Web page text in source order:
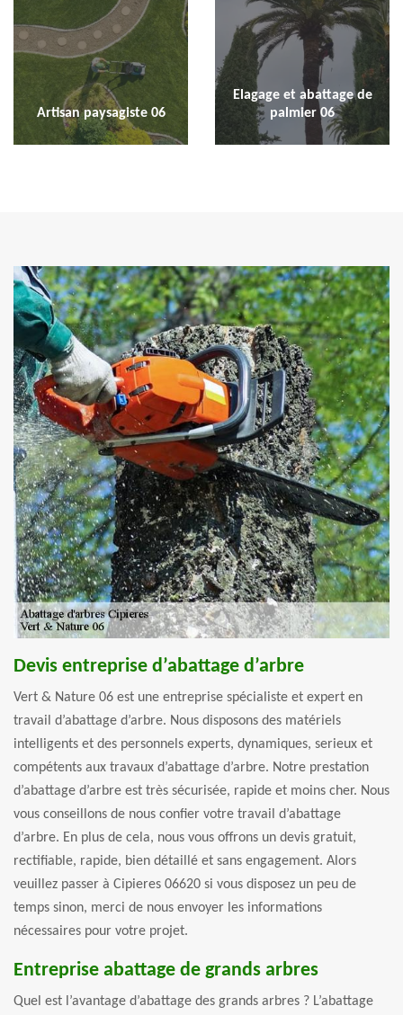
Artisan paysagiste 06
Elagage et abattage de
palmier 06
Devis entreprise d’abattage d’arbre
Vert & Nature 06 est une entreprise spécialiste et expert en
travail d’abattage d’arbre. Nous disposons des matériels
intelligents et des personnels experts, dynamiques, serieux et
compétents aux travaux d’abattage d’arbre. Notre prestation
d’abattage d’arbre est très sécurisée, rapide et moins cher. Nous
vous conseillons de nous confier votre travail d’abattage
d’arbre. En plus de cela, nous vous offrons un devis gratuit,
rectifiable, rapide, bien détaillé et sans engagement. Alors
veuillez passer à Cipieres 06620 si vous disposez un peu de
temps sinon, merci de nous envoyer les informations
nécessaires pour votre projet.
Entreprise abattage de grands arbres
Quel est l’avantage d’abattage des grands arbres ? L’abattage